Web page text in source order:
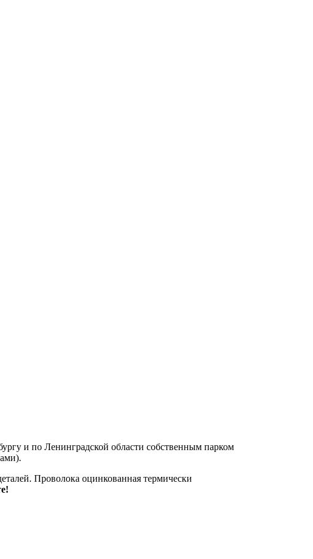
и по Ленинградской области собственным парком
Проволока оцинкованная термически